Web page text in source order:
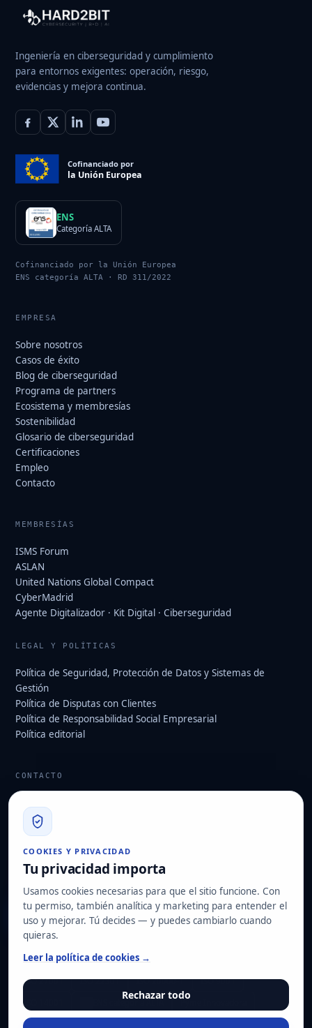
COOKIES Y PRIVACIDAD
Tu privacidad importa
Usamos cookies necesarias para que el sitio funcione. Con
tu permiso, también analítica y marketing para entender el
uso y mejorar. Tú decides — y puedes cambiarlo cuando
quieras.
Leer la política de cookies →
Rechazar todo
Ingeniería en ciberseguridad y cumplimiento
para entornos exigentes: operación, riesgo,
evidencias y mejora continua.
Cofinanciado por
la Unión Europea
ENS
Categoría ALTA
Cofinanciado por la Unión Europea
ENS categoría ALTA · RD 311/2022
EMPRESA
Sobre nosotros
Casos de éxito
Blog de ciberseguridad
Programa de partners
Ecosistema y membresías
Sostenibilidad
Glosario de ciberseguridad
Certificaciones
Empleo
Contacto
MEMBRESÍAS
ISMS Forum
ASLAN
United Nations Global Compact
CyberMadrid
Agente Digitalizador · Kit Digital · Ciberseguridad
LEGAL Y POLÍTICAS
Política de Seguridad, Protección de Datos y Sistemas de
Gestión
Política de Disputas con Clientes
Política de Responsabilidad Social Empresarial
Política editorial
CONTACTO
910 139 827
Oficina operativa y fiscal: Avenida Juan Caramuel, 1 · Parque
Tecnológico de Leganés
Domicilio social: Las Rozas de Madrid
Solicitar diagnóstico
NUESTRAS CERTIFICACIONES
ISO 27001 ISO 22301 ISO 20000-1 ISO 9001
ISO 14001